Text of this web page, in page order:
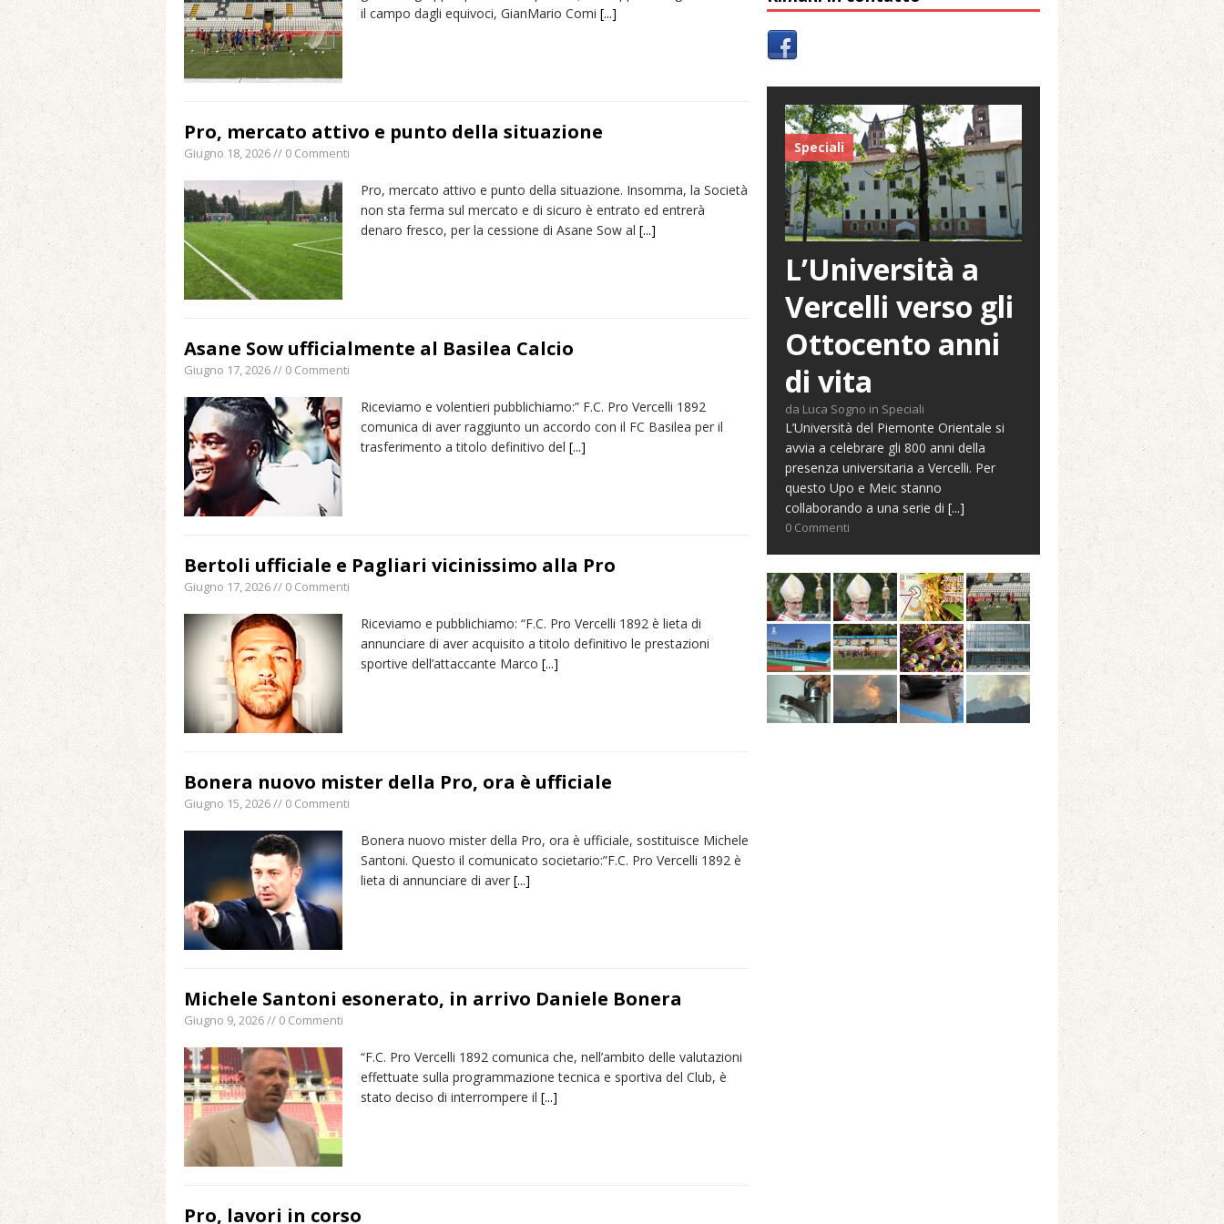
il campo dagli equivoci, GianMario Comi [...]
Pro, mercato attivo e punto della situazione
Giugno 18, 2026 // 0 Commenti
Pro, mercato attivo e punto della situazione. Insomma, la Società
non sta ferma sul mercato e di sicuro è entrato ed entrerà
denaro fresco, per la cessione di Asane Sow al [...]
Asane Sow ufficialmente al Basilea Calcio
Giugno 17, 2026 // 0 Commenti
Riceviamo e volentieri pubblichiamo:” F.C. Pro Vercelli 1892
comunica di aver raggiunto un accordo con il FC Basilea per il
trasferimento a titolo definitivo del [...]
Bertoli ufficiale e Pagliari vicinissimo alla Pro
Giugno 17, 2026 // 0 Commenti
Riceviamo e pubblichiamo: “F.C. Pro Vercelli 1892 è lieta di
annunciare di aver acquisito a titolo definitivo le prestazioni
sportive dell’attaccante Marco [...]
Bonera nuovo mister della Pro, ora è ufficiale
Giugno 15, 2026 // 0 Commenti
Bonera nuovo mister della Pro, ora è ufficiale, sostituisce Michele
Santoni. Questo il comunicato societario:”F.C. Pro Vercelli 1892 è
lieta di annunciare di aver [...]
Michele Santoni esonerato, in arrivo Daniele Bonera
Giugno 9, 2026 // 0 Commenti
“F.C. Pro Vercelli 1892 comunica che, nell’ambito delle valutazioni
effettuate sulla programmazione tecnica e sportiva del Club, è
stato deciso di interrompere il [...]
Pro, lavori in corso
Speciali
L’Università a
Vercelli verso gli
Ottocento anni
di vita
da Luca Sogno in Speciali
L’Università del Piemonte Orientale si
avvia a celebrare gli 800 anni della
presenza universitaria a Vercelli. Per
questo Upo e Meic stanno
collaborando a una serie di [...]
0 Commenti